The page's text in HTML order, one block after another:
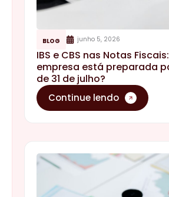
BLOG junho 5, 2026
IBS e CBS nas Notas
empresa está preparada
de 31 de julho?
Continue lendo